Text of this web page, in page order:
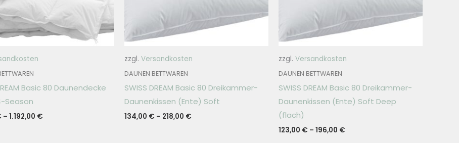
Basic 80 Daunendecke
Season
– 1.192,00 €
zzgl. Versandkosten
DAUNEN BETTWAREN
SWISS DREAM Basic 80 Dreikammer-
Daunenkissen (Ente) Soft
134,00 € – 218,00 €
zzgl. Versandkosten
DAUNEN BETTWAREN
SWISS DREAM Basic 80 Dreikammer-
Daunenkissen (Ente) Soft Deep
(flach)
123,00 € – 196,00 €